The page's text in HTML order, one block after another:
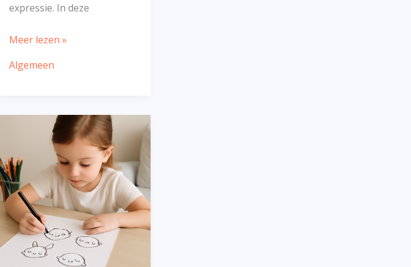
expressie. In deze
Meer lezen »
Algemeen
makkelijk
schattig